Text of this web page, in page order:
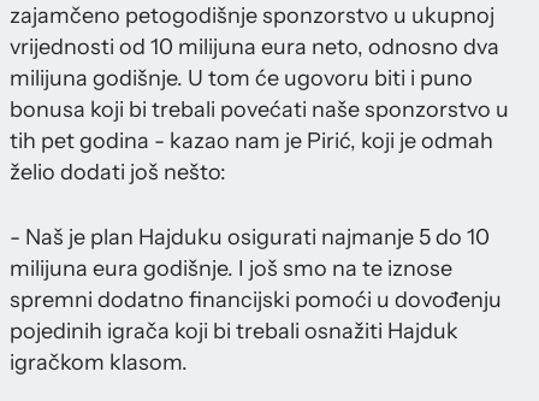
zajamčeno petogodišnje sponzorstvo u ukupnoj
vrijednosti od 10 milijuna eura neto, odnosno dva
milijuna godišnje. U tom će ugovoru biti i puno
bonusa koji bi trebali povećati naše sponzorstvo u
tih pet godina - kazao nam je Pirić, koji je odmah
želio dodati još nešto:
- Naš je plan Hajduku osigurati najmanje 5 do 10
milijuna eura godišnje. I još smo na te iznose
spremni dodatno financijski pomoći u dovođenju
pojedinih igrača koji bi trebali osnažiti Hajduk
igračkom klasom.